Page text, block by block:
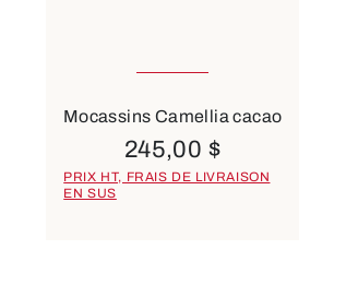
noir vert bleu
Mocassins Camellia cacao
245,00 $
PRIX HT, FRAIS DE LIVRAISON
EN SUS